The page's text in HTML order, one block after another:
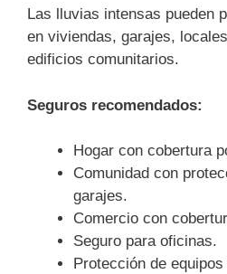
Las lluvias intensas pueden
en viviendas, garajes,
edificios comunitarios.
Seguros recomendados:
Hogar con cobertura
Comunidad con
garajes.
Comercio con
Seguro para oficinas.
Protección de